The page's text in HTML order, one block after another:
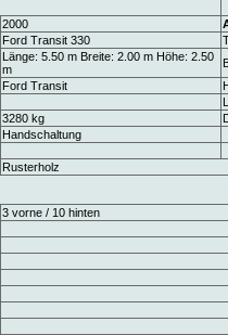
2000
Ford Transit 330
Länge: 5.50 m Breite: 2.00 m Höhe: 2.50
m
Ford Transit
3280 kg
Handschaltung
Rusterholz
3 vorne / 10 hinten